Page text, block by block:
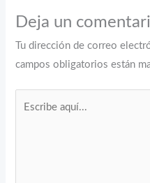
Deja un
Tu dirección de correo
campos obligatorios están